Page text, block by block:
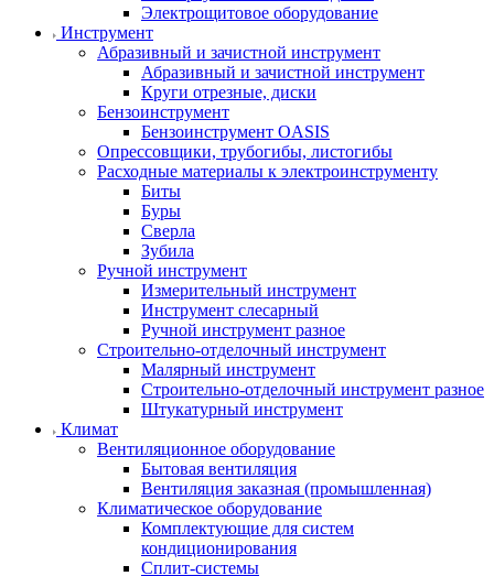
Электрощитовое оборудование
Инструмент
Абразивный и зачистной инструмент
Абразивный и зачистной инструмент
Круги отрезные, диски
Бензоинструмент
Бензоинструмент OASIS
Опрессовщики, трубогибы, листогибы
Расходные материалы к электроинструменту
Биты
Буры
Сверла
Зубила
Ручной инструмент
Измерительный инструмент
Инструмент слесарный
Ручной инструмент разное
Строительно-отделочный инструмент
Малярный инструмент
Строительно-отделочный инструмент разное
Штукатурный инструмент
Климат
Вентиляционное оборудование
Бытовая вентиляция
Вентиляция заказная (промышленная)
Климатическое оборудование
Комплектующие для систем
кондиционирования
Сплит-системы